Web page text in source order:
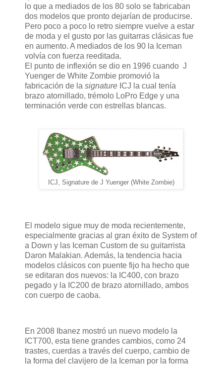
lo que a mediados de los 80 solo se fabricaban
dos modelos que pronto dejarían de producirse.
Pero poco a poco lo retro siempre vuelve a estar
de moda y el gusto por las guitarras clásicas fue
en aumento. A mediados de los 90 la Iceman
volvía con fuerza reeditada.
El punto de inflexión se dio en 1996 cuando J
Yuenger de White Zombie promovió la
fabricación de la signature ICJ la cual tenía
brazo atornillado, trémolo LoPro Edge y una
terminación verde con estrellas blancas.
ICJ, Signature de J Yuenger (White Zombie)
El modelo sigue muy de moda recientemente,
especialmente gracias al gran éxito de System of
a Down y las Iceman Custom de su guitarrista
Daron Malakian. Además, la tendencia hacia
modelos clásicos con puente fijo ha hecho que
se editaran dos nuevos: la IC400, con brazo
pegado y la IC200 de brazo atornillado, ambos
con cuerpo de caoba.
En 2008 Ibanez mostró un nuevo modelo la
ICT700, esta tiene grandes cambios, como 24
trastes, cuerdas a través del cuerpo, cambio de
la forma del clavijero de la Iceman por la forma